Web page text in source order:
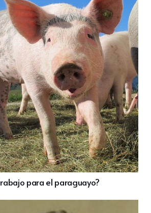
para el paraguayo?